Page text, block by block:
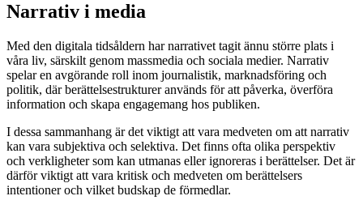
Narrativ i media
Med den digitala tidsåldern har narrativet tagit ännu större plats i
våra liv, särskilt genom massmedia och sociala medier. Narrativ
spelar en avgörande roll inom journalistik, marknadsföring och
politik, där berättelsestrukturer används för att påverka, överföra
information och skapa engagemang hos publiken.
I dessa sammanhang är det viktigt att vara medveten om att narrativ
kan vara subjektiva och selektiva. Det finns ofta olika perspektiv
och verkligheter som kan utmanas eller ignoreras i berättelser. Det är
därför viktigt att vara kritisk och medveten om berättelsers
intentioner och vilket budskap de förmedlar.